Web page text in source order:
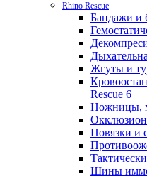
Rhino Rescue
Бандажи и
Жгуты и
Rescue 6
Ножницы,
Повязки и
Шины